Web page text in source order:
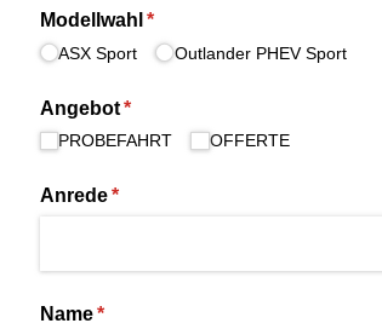
Modellwahl *
(erforderlich)
ASX Sport Outlander PHEV Sport
Angebot *
(erforderlich)
PROBEFAHRT OFFERTE
Anrede *
(erforderlich)
Name *
(erforderlich)